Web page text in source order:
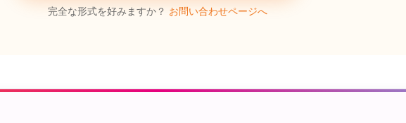
完全な形式を好みますか？ お問い合わせページへ